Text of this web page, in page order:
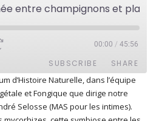
00:00 / 45:56
SUBSCRIBE SHARE
Deezer
PocketCasts
d’Histoire Naturelle, dans l’équipe
et Fongique que dirige notre
Selosse (MAS pour les intimes).